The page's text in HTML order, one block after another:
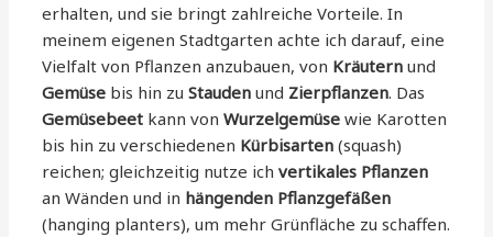
erhalten, und sie bringt zahlreiche Vorteile. In
meinem eigenen Stadtgarten achte ich darauf, eine
Vielfalt von Pflanzen anzubauen, von Kräutern und
Gemüse bis hin zuStauden und Zierpflanzen. Das
Gemüsebeet kann vonWurzelgemüse wie Karotten
bis hin zu verschiedenen Kürbisarten (squash)
reichen; gleichzeitig nutze ichvertikales Pflanzen
an Wänden und in hängenden Pflanzgefäßen
(hanging planters), um mehr Grünfläche zu schaffen.